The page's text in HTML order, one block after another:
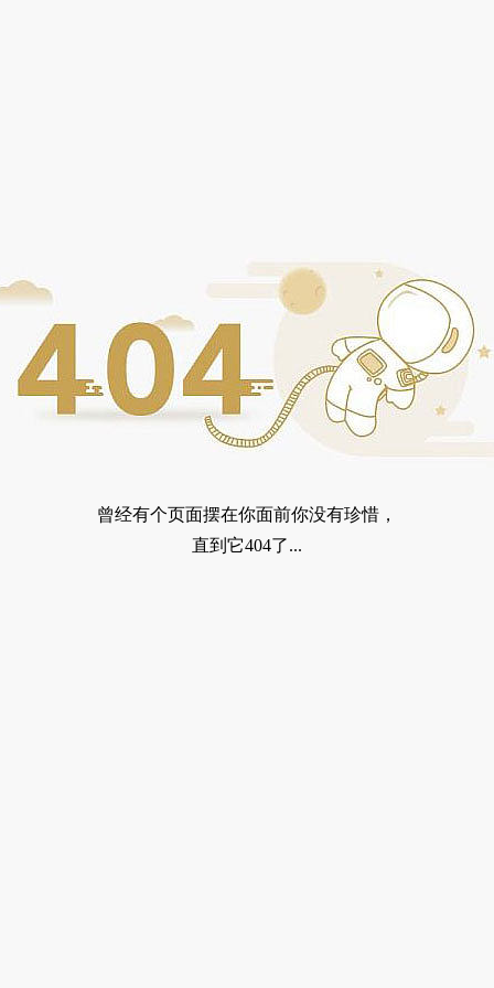
曾经有个页面摆在你面前你没有珍惜，
直到它404了...